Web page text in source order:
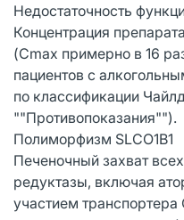
Недостаточность
Концентрация
(Cmax примерно в 16
пациентов с
по классификации
""Противопоказания"").
Полиморфизм SLCO1B1
Печеночный захват
редуктазы, включая
участием транспортера